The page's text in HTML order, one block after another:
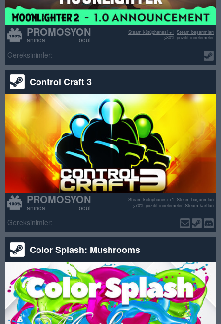
PROMOSYON
anında ödül
Steam başarımları
Steam kütüphanesi +1
>80% pozitif incelemeler
Gereksinimler:
Control Craft 3
PROMOSYON
anında ödül
Steam başarımları
Steam kütüphanesi +1
Steam kartları
>70% pozitif incelemeler
Gereksinimler:
Color Splash: Mushrooms